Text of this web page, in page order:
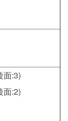
面:3)
面:2)